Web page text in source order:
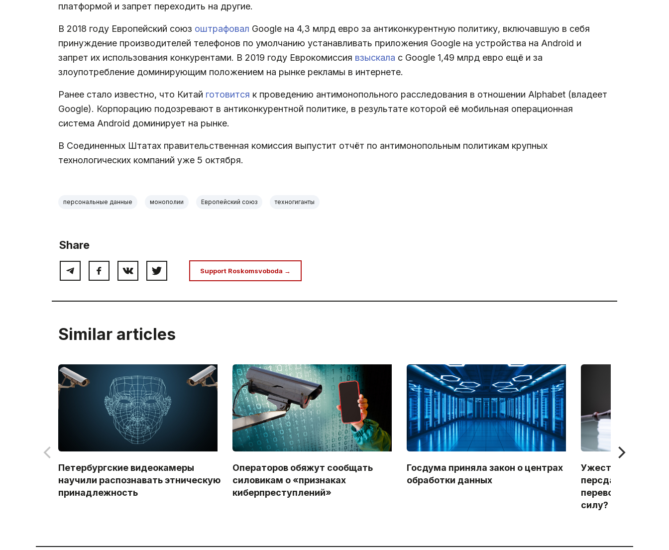
платформой и запрет переходить на другие.
В 2018 году Европейский союз оштрафовал Google на 4,3 млрд евро за антиконкурентную политику, включавшую в себя
принуждение производителей телефонов по умолчанию устанавливать приложения Google на устройства на Android и
запрет их использования конкурентами. В 2019 году Еврокомиссия взыскала с Google 1,49 млрд евро ещё и за
злоупотребление доминирующим положением на рынке рекламы в интернете.
Ранее стало известно, что Китай готовится к проведению антимонопольного расследования в отношении Alphabet (владеет
Google). Корпорацию подозревают в антиконкурентной политике, в результате которой её мобильная операционная
система Android доминирует на рынке.
В Соединенных Штатах правительственная комиссия выпустит отчёт по антимонопольным политикам крупных
технологических компаний уже 5 октября.
персональные данные монополии Европейский союз техногиганты
Share
Support Roskomsvoboda →
Similar articles
Петербургские видеокамеры
научили распознавать этническую
принадлежность
Операторов обяжут сообщать
силовикам о «признаках
киберпреступлений»
Госдума приняла закон о центрах
обработки данных
Ужесточение
персданными и
переводами. Что
силу?